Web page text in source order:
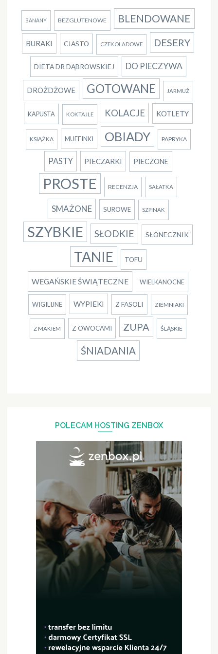
BANANY BEZGLUTENOWE BLENDOWANE
BURAKI CIASTO CZEKOLADOWE DESERY
DIETA DR DĄBROWSKIEJ DO PIECZYWA
DROŻDŻOWE GOTOWANE JARMUŻ
KAPUSTA KOKTAJLE KOLACJE KOTLETY
KSIĄŻKA MUFFINKI OBIADY PAPRYKA
PASTY PIECZARKI PIECZONE
PROSTE RECENZJA SAŁATKA
SMAŻONE SUROWE SZPINAK
SZYBKIE SŁODKIE SŁONECZNIK
TANIE TOFU
WEGAŃSKIE ŚWIĄTECZNE WIELKANOCNE
WIGILIJNE WYPIEKI Z FASOLI ZIEMNIAKI
Z MAKIEM Z OWOCAMI ZUPA ŚLĄSKIE
ŚNIADANIA
POLECAM HOSTING ZENBOX